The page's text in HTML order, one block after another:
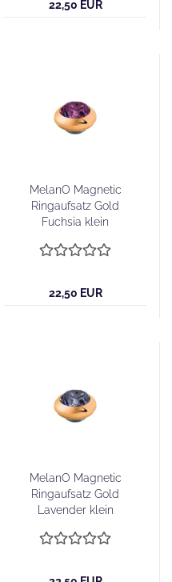
22,50 EUR
MelanO Magnetic
Ringaufsatz Gold
Fuchsia klein
22,50 EUR
MelanO Magnetic
Ringaufsatz Gold
Lavender klein